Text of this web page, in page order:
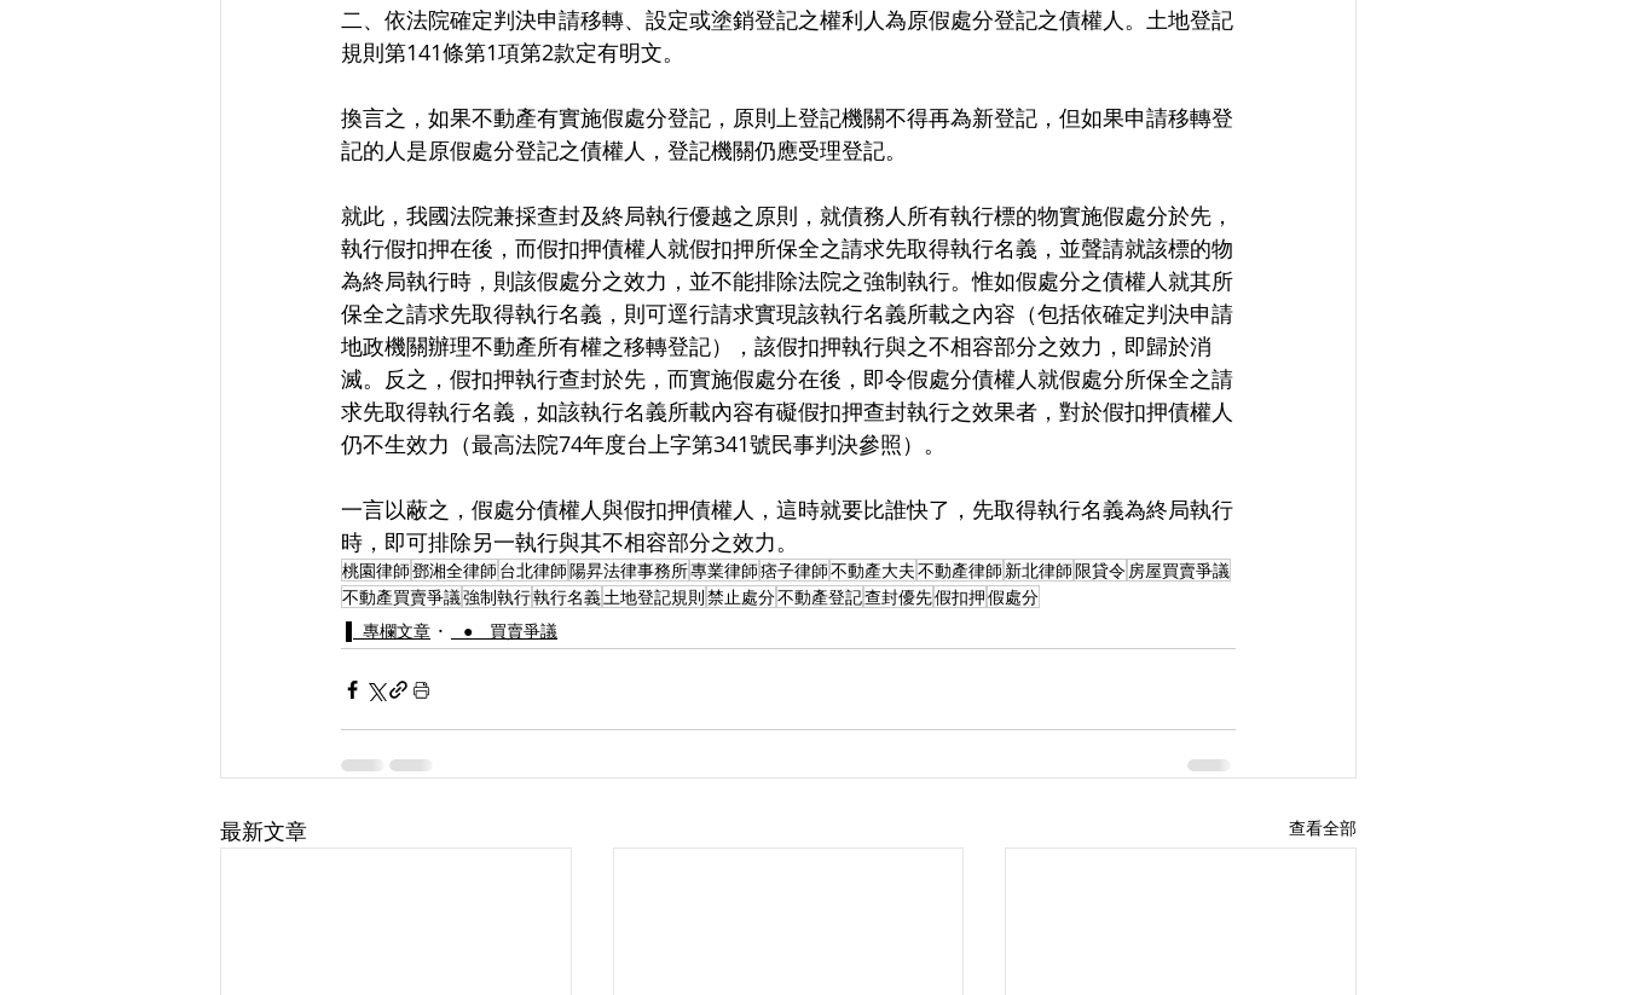
二、依法院確定判決申請移轉、設定或塗銷登記之權利人為原假處分登記之債權人。土地登記
規則第141條第1項第2款定有明文。
換言之，如果不動產有實施假處分登記，原則上登記機關不得再為新登記，但如果申請移轉登
記的人是原假處分登記之債權人，登記機關仍應受理登記。
就此，我國法院兼採查封及終局執行優越之原則，就債務人所有執行標的物實施假處分於先，
執行假扣押在後，而假扣押債權人就假扣押所保全之請求先取得執行名義，並聲請就該標的物
為終局執行時，則該假處分之效力，並不能排除法院之強制執行。惟如假處分之債權人就其所
保全之請求先取得執行名義，則可逕行請求實現該執行名義所載之內容（包括依確定判決申請
地政機關辦理不動產所有權之移轉登記），該假扣押執行與之不相容部分之效力，即歸於消
滅。反之，假扣押執行查封於先，而實施假處分在後，即令假處分債權人就假處分所保全之請
求先取得執行名義，如該執行名義所載內容有礙假扣押查封執行之效果者，對於假扣押債權人
仍不生效力（最高法院74年度台上字第341號民事判決參照）。
一言以蔽之，假處分債權人與假扣押債權人，這時就要比誰快了，先取得執行名義為終局執行
時，即可排除另一執行與其不相容部分之效力。
桃園律師鄧湘全律師 台北律師陽昇法律事務所專業律師痞子律師不動產大夫不動產律師 新北律師限貸令房屋買賣爭議
不動產買賣爭議強制執行執行名義土地登記規則禁止處分不動產登記查封優先假扣押假處分
▌ 專欄文章
⠀● 買賣爭議
最新文章 查看全部